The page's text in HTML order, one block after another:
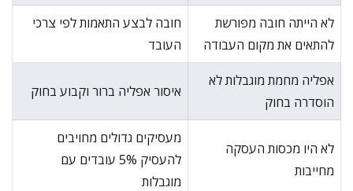
לא הייתה חובה מפורשת
להתאים את מקום העבודה
חובה לבצע התאמות לפי צרכי
העובד
אפליה מחמת מוגבלות לא
הוסדרה בחוק
איסור אפליה ברור וקבוע בחוק
לא היו מכסות העסקה
מחייבות
מעסיקים גדולים מחויבים
להעסיק 5% עובדים עם
מוגבלות